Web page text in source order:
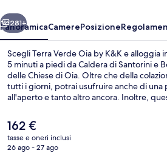
Avanti
281+
PanoramicaCamerePosizione
Scegli Terra Verde Oia by K&K e alloggia
5 minuti a piedi da Caldera di Santorini e
delle Chiese di Oia. Oltre che della
tutti i giorni, potrai usufruire anche di una
all'aperto e tanto altro ancora. Inoltre,
Il
prezzo
attuale
162 €
tasse e oneri inclusi
26 ago - 27 ago